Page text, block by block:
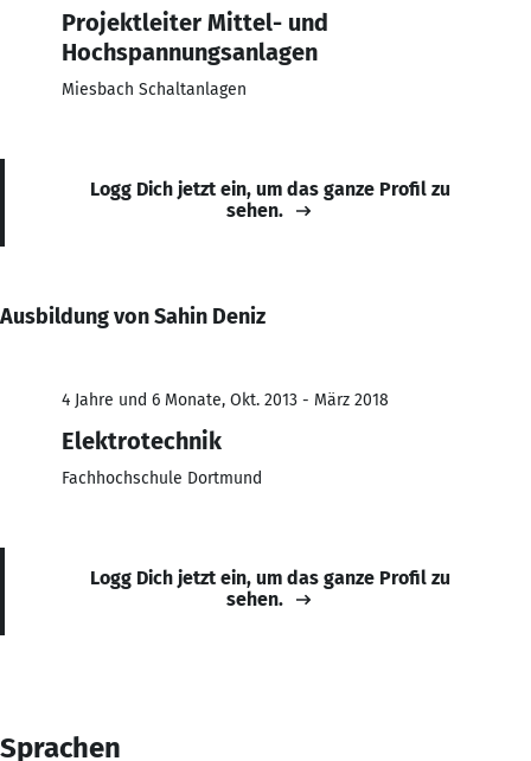
Projektleiter Mittel- und
Hochspannungsanlagen
Miesbach Schaltanlagen
Logg Dich jetzt ein, um das ganze Profil zu
sehen.
Ausbildung von Sahin Deniz
4 Jahre und 6 Monate, Okt. 2013 - März 2018
Elektrotechnik
Fachhochschule Dortmund
Logg Dich jetzt ein, um das ganze Profil zu
sehen.
Sprachen